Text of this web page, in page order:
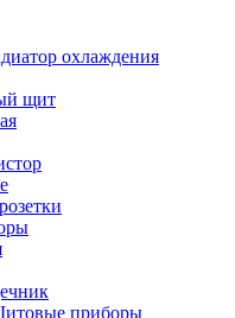
охлаждения
щит
приборы